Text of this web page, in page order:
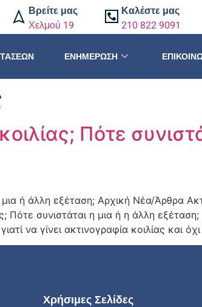
Βρείτε μας
Χελμού 19
Καλέστε μας
210 822 9091
ΕΝΗΜΈΡΩΣΗ
Πότε
ή άλλη εξέταση; Αρχική Νέα/Άρθρα
Πότε συνιστάται η μια ή η άλλη
να γίνει ακτινογραφία κοιλίας και
Χρήσιμες Σελίδες